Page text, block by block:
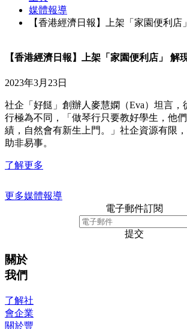
媒體報導
【香港經濟日報】上架「家園便利店
【香港經濟日報】上架「家園便利店」 解
2023年3月23日
社企「好餸」創辦人麥慧嫻（Eva）坦言，
行極為不同，「做琴行只要教好學生，他
績，自然會有新生上門。」社企資源有限
助非易事。
了解更多
更多媒體報導
電子郵件訂閱
提交
關於
我們
了解社
會企業
關於豐